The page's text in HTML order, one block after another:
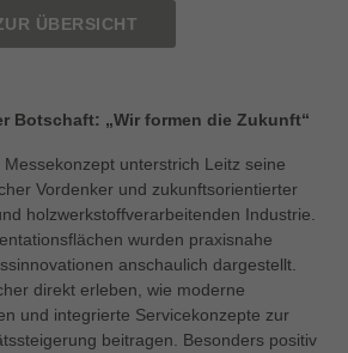
türkçe
english
Nam
国
文
ÜBERSICHT
Botschaft: „Wir formen die Zukunft“
unterstrich Leitz seine
Vordenker und zukunftsorientierter
holzwerkstoffverarbeitenden Industrie.
wurden praxisnahe
anschaulich dargestellt.
direkt erleben, wie moderne
und integrierte Servicekonzepte zur
beitragen. Besonders positiv